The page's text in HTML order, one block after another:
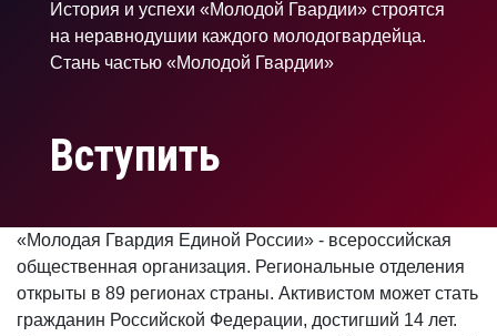
История и успехи «Молодой Гвардии» строятся
на неравнодушии каждого молодогвардейца.
Стань частью «Молодой Гвардии»
Вступить
«Молодая Гвардия Единой России» - всероссийская
общественная организация. Региональные отделения
открыты в 89 регионах страны. Активистом может стать
гражданин Российской Федерации, достигший 14 лет.